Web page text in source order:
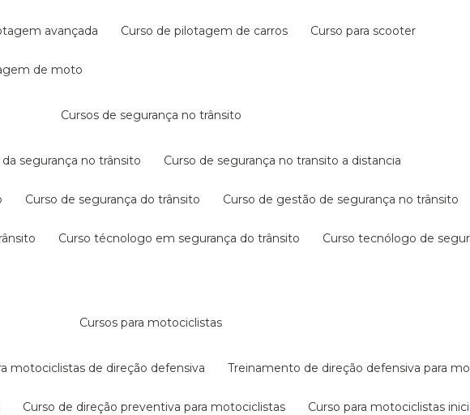
avançada curso de pilotagem de carros curso para scooter
de moto
cursos de segurança no trânsito
da segurança no trânsito curso de segurança no transito a distancia
curso de segurança do trânsito curso de gestão de segurança no trânsito
curso técnologo em segurança do trânsito curso tecnólogo de
cursos para motociclistas
motociclistas de direção defensiva treinamento de direção defensiva para
curso de direção preventiva para motociclistas curso para motociclistas